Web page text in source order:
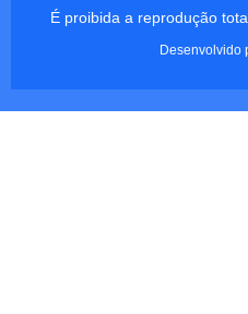
É proibida a reprodução
Desenvolvido